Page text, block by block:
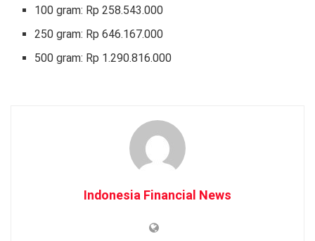
‎100 gram: Rp 258.543.000
250 gram: Rp 646.167.000
‎500 gram: Rp 1.290.816.000
Indonesia Financial News